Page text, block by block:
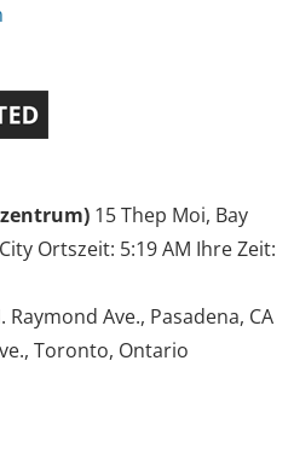
15 Thep Moi, Bay
Ortszeit: 5:19 AM Ihre Zeit:
Raymond Ave., Pasadena, CA
Toronto, Ontario